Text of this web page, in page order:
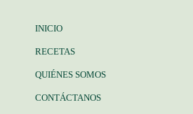
INICIO
RECETAS
QUIÉNES SOMOS
CONTÁCTANOS